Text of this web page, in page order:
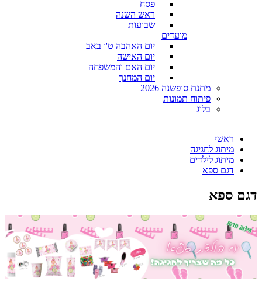
פסח
ראש השנה
שבועות
מועדים
יום האהבה ט'ו באב
יום האישה
יום האם והמשפחה
יום המחנך
מתנת סופשנה 2026
פיתוח תמונות
בלוג
ראשי
מיתוג לחגיגה
מיתוג לילדים
דגם ספא
דגם ספא